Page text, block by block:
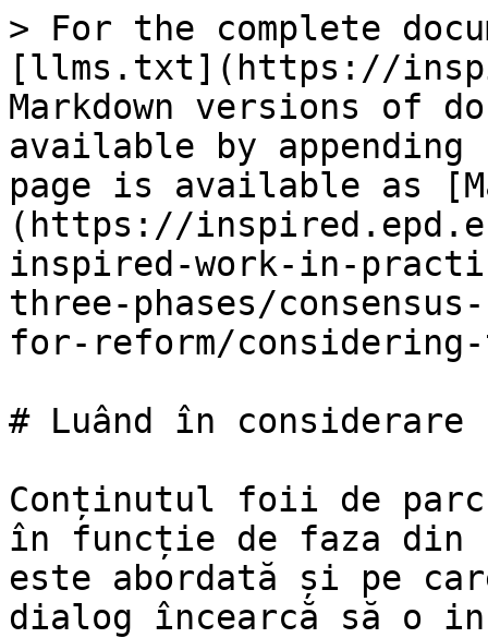
> For the complete
[llms.txt](https://
Markdown versions of
available by
page is available as
(https://
inspired-work-in-
three-phases/
for-reform/
# Luând în
Conținutul foii de
în funcție de faza
este abordată și pe
dialog încearcă să o